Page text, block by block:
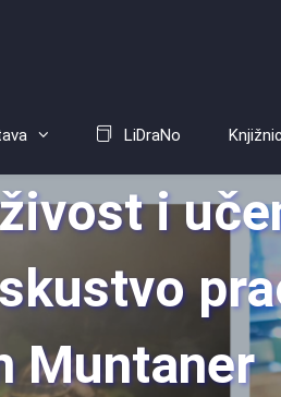
LiDraNo
i
Muntaner